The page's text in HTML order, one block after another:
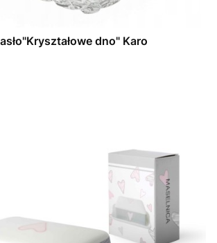
na masło"Kryształowe dno" Karo